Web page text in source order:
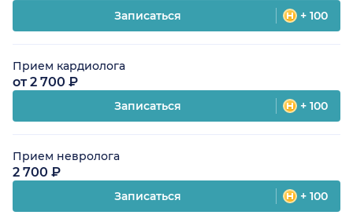
Записаться + 100
Прием кардиолога
от 2 700 ₽
Записаться + 100
Прием невролога
2 700 ₽
Записаться + 100